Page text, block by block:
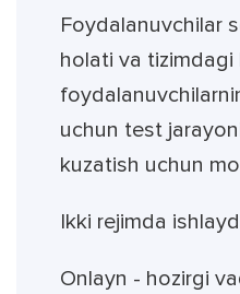
Foydalanuvchilar
holati va tizimdagi
uchun test
kuzatish uchun
Ikki rejimda
Onlayn - hozirgi